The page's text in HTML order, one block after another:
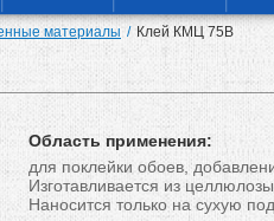
материалы Клей КМЦ 75B
Область применения:
для поклейки обоев,
Изготавливается из
Наносится только на сухую